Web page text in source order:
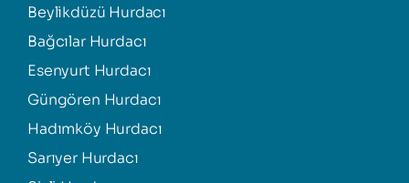
Beylikdüzü Hurdacı
Bağcılar Hurdacı
Esenyurt Hurdacı
Güngören Hurdacı
Hadımköy Hurdacı
Sarıyer Hurdacı